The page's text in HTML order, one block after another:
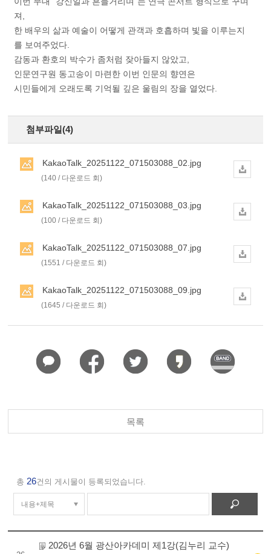
져,
한 배우의 삶과 예술이 어떻게 관객과 호흡하며 빛을 이루는지
를 보여주었다.
감동과 환호의 박수가 좀처럼 잦아들지 않았고,
인문연구원 동고송이 마련한 이번 인문의 향연은
시민들에게 오래도록 기억될 깊은 울림의 장을 열었다.
첨부파일(4)
KakaoTalk_20251122_071503088_02.jpg
(140 / 다운로드 회)
KakaoTalk_20251122_071503088_03.jpg
(100 / 다운로드 회)
KakaoTalk_20251122_071503088_07.jpg
(1551 / 다운로드 회)
KakaoTalk_20251122_071503088_09.jpg
(1645 / 다운로드 회)
목록
총26건의 게시물이 등록되었습니다.
2026년 6월 광산아카데미 제1강(김누리 교수)